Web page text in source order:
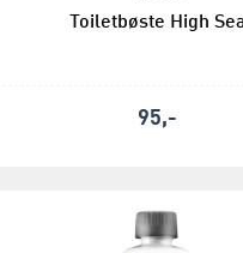
Toiletbøste High
95,-